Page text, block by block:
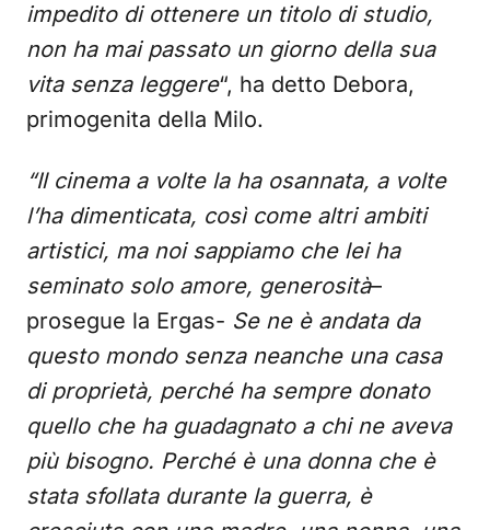
impedito di ottenere un titolo di studio,
non ha mai passato un giorno della sua
vita senza leggere“, ha detto Debora,
primogenita della Milo.
“Il cinema a volte la ha osannata, a volte
l’ha dimenticata, così come altri ambiti
artistici, ma noi sappiamo che lei ha
seminato solo amore, generosità–
prosegue la Ergas- Se ne è andata da
questo mondo senza neanche una casa
di proprietà, perché ha sempre donato
quello che ha guadagnato a chi ne aveva
più bisogno. Perché è una donna che è
stata sfollata durante la guerra, è